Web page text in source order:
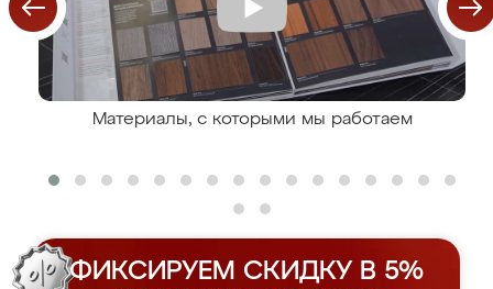
Материалы, с которыми мы работаем
ФИКСИРУЕМ СКИДКУ В 5%